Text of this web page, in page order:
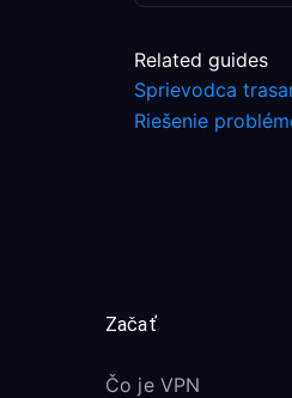
Related guides
Sprievodca
Riešenie
Začať
Čo je VPN